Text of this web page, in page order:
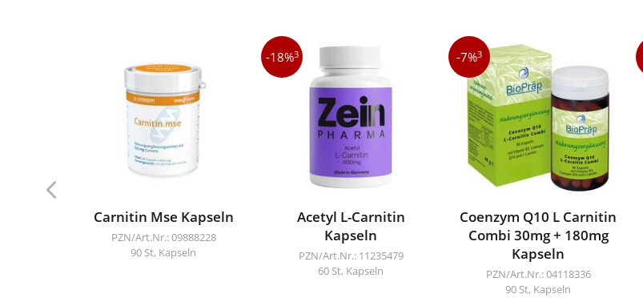
Carnitin Mse Kapseln
PZN/Art.Nr.: 09888228
90 St, Kapseln
-18%3
Acetyl L-Carnitin
Kapseln
PZN/Art.Nr.: 11235479
60 St, Kapseln
-7%3
Coenzym Q10 L Carnitin
Combi 30mg + 180mg
Kapseln
PZN/Art.Nr.: 04118336
90 St, Kapseln